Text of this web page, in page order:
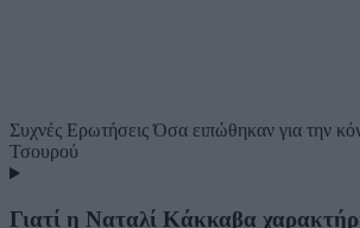
Συχνές ΕρωτήσειςΌσα ειπώθηκαν για την
Τσουρού
Γιατί η Ναταλί Κάκκαβα